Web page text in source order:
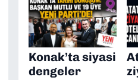
Konak’ta siyasi
dengeler